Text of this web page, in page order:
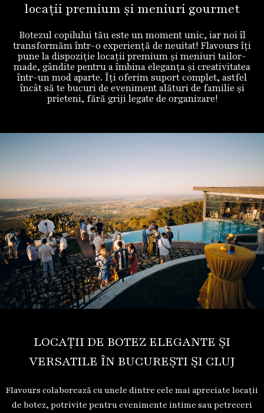
locații premium și meniuri gourmet
Botezul copilului tău este un moment unic, iar noi îl
transformăm într-o experiență de neuitat! Flavours îți
pune la dispoziție locații premium și meniuri tailor-
made, gândite pentru a îmbina eleganța și creativitatea
într-un mod aparte. Îți oferim suport complet, astfel
încât să te bucuri de eveniment alături de familie și
prieteni, fără griji legate de organizare!
LOCAȚII DE BOTEZ ELEGANTE ȘI
VERSATILE ÎN BUCUREȘTI ȘI CLUJ
Flavours colaborează cu unele dintre cele mai apreciate locații
de botez, potrivite pentru evenimente intime sau petreceri